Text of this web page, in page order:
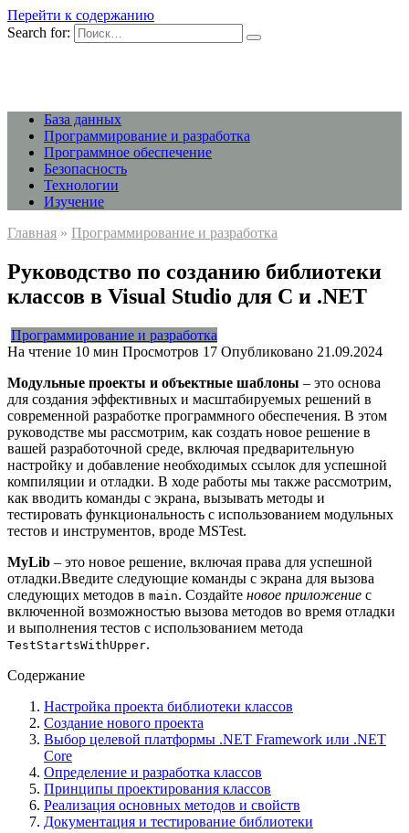
Перейти к содержанию
Search for:
База данных
Программирование и разработка
Программное обеспечение
Безопасность
Технологии
Изучение
Главная » Программирование и разработка
Руководство по созданию библиотеки
классов в Visual Studio для C и .NET
Программирование и разработка
На чтение 10 мин Просмотров 17 Опубликовано 21.09.2024
Модульные проекты и объектные шаблоны – это основа
для создания эффективных и масштабируемых решений в
современной разработке программного обеспечения. В этом
руководстве мы рассмотрим, как создать новое решение в
вашей разработочной среде, включая предварительную
настройку и добавление необходимых ссылок для успешной
компиляции и отладки. В ходе работы мы также рассмотрим,
как вводить команды с экрана, вызывать методы и
тестировать функциональность с использованием модульных
тестов и инструментов, вроде MSTest.
MyLib – это новое решение, включая права для успешной
отладки.Введите следующие команды с экрана для вызова
следующих методов в main. Создайте новое приложение с
включенной возможностью вызова методов во время отладки
и выполнения тестов с использованием метода
TestStartsWithUpper.
Содержание
Настройка проекта библиотеки классов
Создание нового проекта
Выбор целевой платформы .NET Framework или .NET
Core
Определение и разработка классов
Принципы проектирования классов
Реализация основных методов и свойств
Документация и тестирование библиотеки